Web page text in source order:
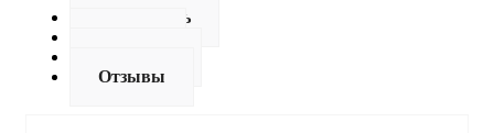
Как купить
Отзывы